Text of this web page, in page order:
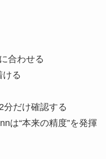
合わせる
ける
分だけ確認する
は“本来の精度”を発揮